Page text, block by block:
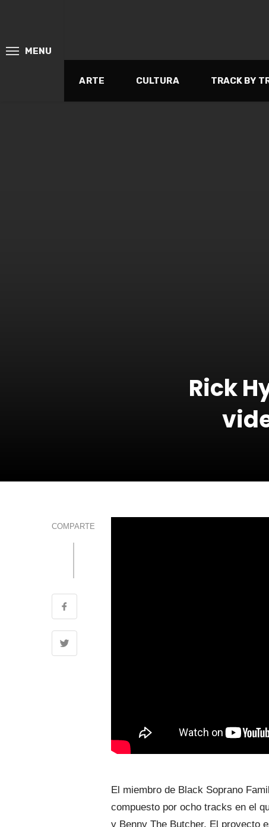
MENU
ARTE CULTURA TRACK BY
Rick
COMPARTE
El miembro de Black Soprano
compuesto por ocho tracks en el
y Benny The Butcher. El proyecto